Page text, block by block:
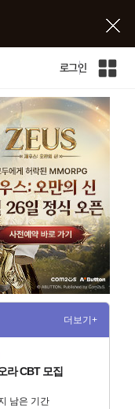
로그인
인
체
사
더보기+
라 CBT 모집
남은 기간